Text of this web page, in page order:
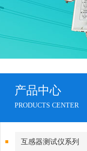
产品中心
PRODUCTS CENTER
互感器测试仪系列